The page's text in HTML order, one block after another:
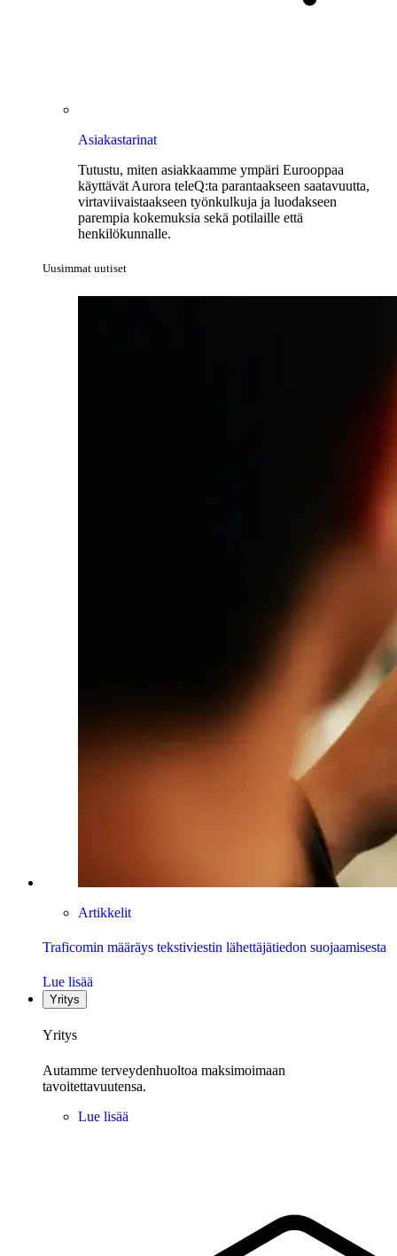
Asiakastarinat
Tutustu, miten asiakkaamme ympäri Eurooppaa
käyttävät Aurora teleQ:ta parantaakseen saatavuutta,
virtaviivaistaakseen työnkulkuja ja luodakseen
parempia kokemuksia sekä potilaille että
henkilökunnalle.
Uusimmat uutiset
Artikkelit
Traficomin määräys tekstiviestin lähettäjätiedon suojaamisesta
Lue lisää
Yritys
Yritys
Autamme terveydenhuoltoa maksimoimaan
tavoitettavuutensa.
Lue lisää